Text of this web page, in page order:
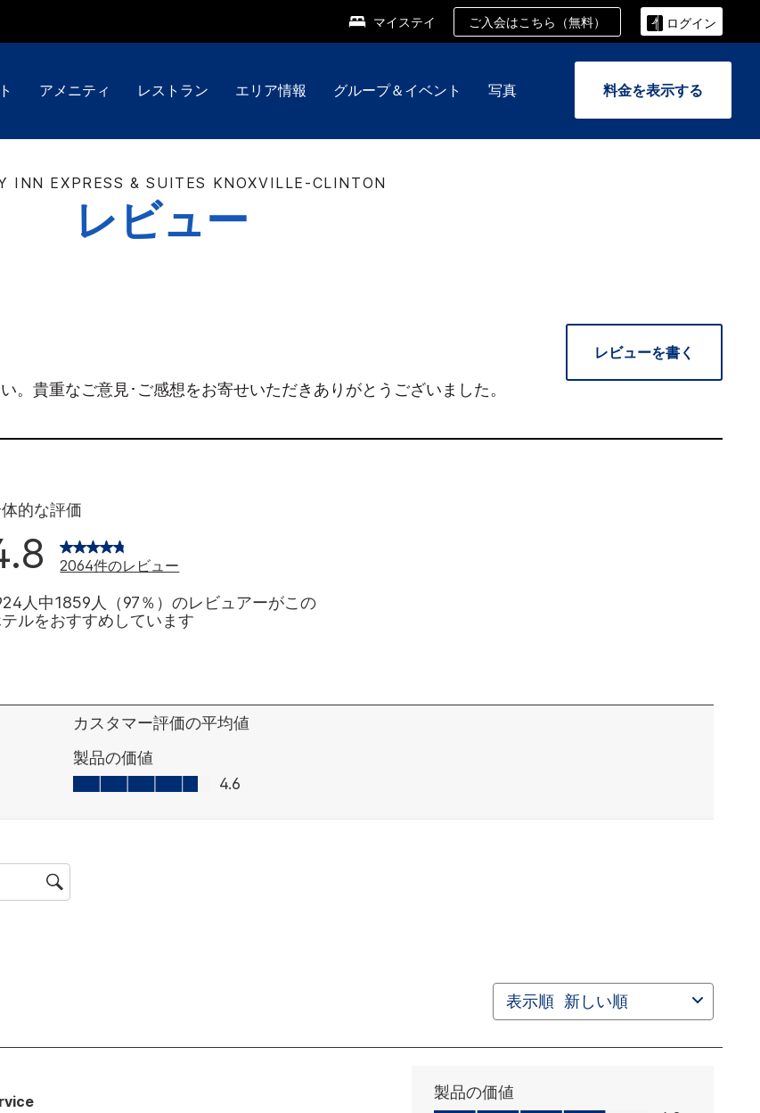
マイステイ ご入会はこちら（無料） ログイン
アメニティ レストラン エリア情報 グループ＆イベント 写真 料金を表示する
INN EXPRESS & SUITES KNOXVILLE-CLINTON
レビュー
貴重なご意見･ご感想をお寄せいただきありがとうございました。
レビューを書く